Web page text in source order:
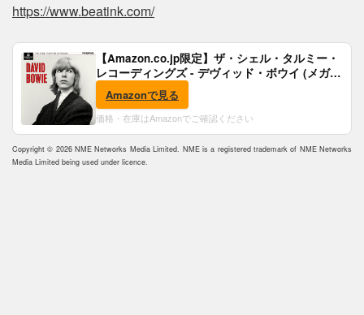
https://www.beatink.com/
【Amazon.co.jp限定】ザ・シェル・タルミー・
レコーディングズ - デヴィッド・ボウイ (メガジ
ャケ付)
Amazonで見る
価格・在庫はAmazonでご確認ください
Copyright © 2026 NME Networks Media Limited. NME is a registered trademark of NME Networks
Media Limited being used under licence.